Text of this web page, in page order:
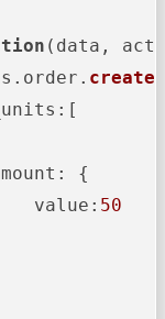
( data,
order . create
:[
: {
value : 50